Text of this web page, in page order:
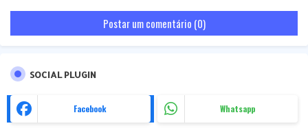
Postar um comentário (0)
SOCIAL PLUGIN
Facebook Whatsapp